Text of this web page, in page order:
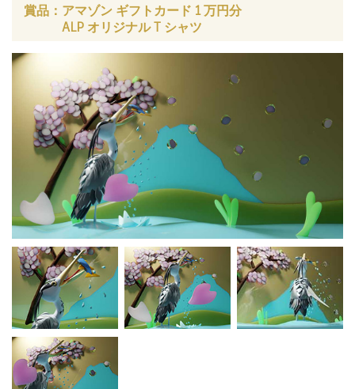
賞品： アマゾン ギフトカード 1 万円分
ALP オリジナル T シャツ